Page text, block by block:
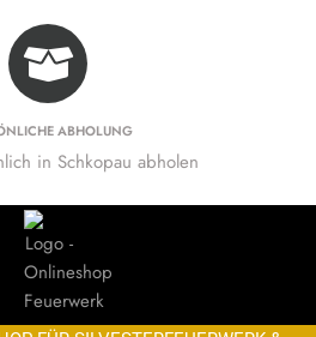
ABHOLUNG
in Schkopau abholen